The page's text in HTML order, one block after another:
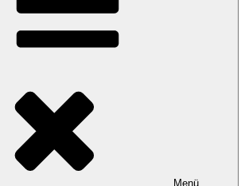
Menü